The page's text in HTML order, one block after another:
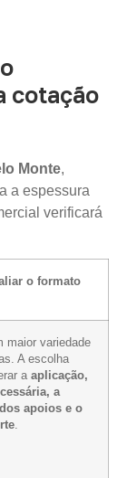
cotação
Monte,
a espessura
verificará
o formato
maior variedade
A escolha
a aplicação,
a
apoios e o
.